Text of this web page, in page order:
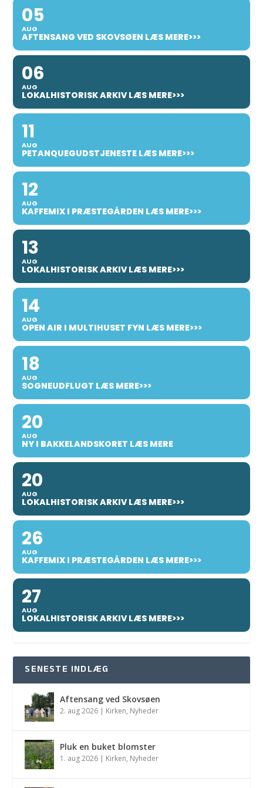
05
AUG
AFTENSANG VED SKOVSØEN LÆS MERE>>>
06
AUG
LOKALHISTORISK ARKIV LÆS MERE>>>
11
AUG
PETANQUEGUDSTJENESTE LÆS MERE>>>
12
AUG
KAFFEMIX I PRÆSTEGÅRDEN LÆS MERE>>>
13
AUG
LOKALHISTORISK ARKIV LÆS MERE>>>
14
AUG
OPEN AIR I MULTIHUSET FYN LÆS MERE>>>
18
AUG
SOGNEUDFLUGT LÆS MERE>>>
20
AUG
NY I BAKKELANDSKORET LÆS MERE
20
AUG
LOKALHISTORISK ARKIV LÆS MERE>>>
26
AUG
KAFFEMIX I PRÆSTEGÅRDEN LÆS MERE>>>
27
AUG
LOKALHISTORISK ARKIV LÆS MERE>>>
SENESTE INDLÆG
Aftensang ved Skovsøen
2. aug 2026 | Kirken, Nyheder
Pluk en buket blomster
1. aug 2026 | Kirken, Nyheder